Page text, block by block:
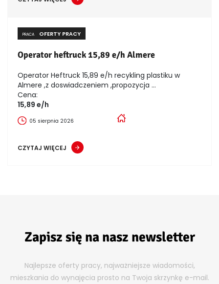
PRACA OFERTY PRACY
Operator heftruck 15,89 e/h Almere
Operator Heftruck 15,89 e/h recykling plastiku w
Almere ,z doswiadczeniem ,propozycja ...
Cena:
15,89 e/h
05 sierpnia 2026
CZYTAJ WIĘCEJ
Zapisz się na nasz newsletter
Najlepsze oferty pracy, najważniejsze wiadomości,
mieszkania do wynajęcia prosto na Twoja skrzynkę e-mail.